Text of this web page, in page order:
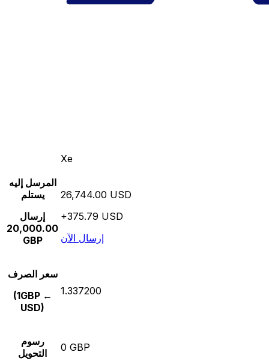
Xe
المرسل إليه
يستلم
إرسال
20,000.00
GBP
26,744.00 USD
+375.79 USD
إرسال الآن
سعر الصرف
(1GBP ←
USD)
1.337200
رسوم
التحويل
0 GBP